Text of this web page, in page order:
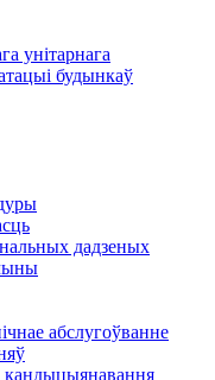
унітарнага
будынкаў
дадзеных
абслугоўванне
кандыцыянавання